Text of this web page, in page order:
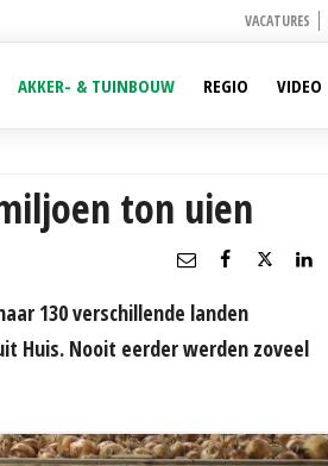
VACATURES
AKKER- & TUINBOUW REGIO VIDEO
ton uien
130 verschillende landen
Huis. Nooit eerder werden zoveel